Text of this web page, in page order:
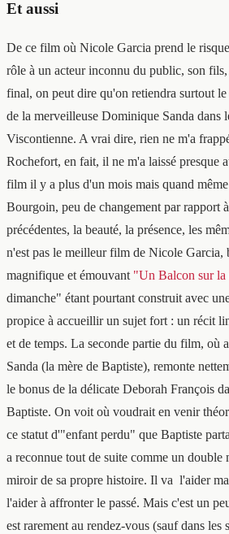
Et aussi
De ce film où Nicole Garcia prend le
rôle à un acteur inconnu du public, son
final, on peut dire qu'on retiendra surtout
de la merveilleuse Dominique Sanda dans
Viscontienne. A vrai dire, rien ne m'a
Rochefort, en fait, il ne m'a laissé presque
film il y a plus d'un mois mais quand
Bourgoin, peu de changement par rapport
précédentes, la beauté, la présence, les
n'est pas le meilleur film de Nicole Garcia,
magnifique et émouvant "Un Balcon sur la
dimanche" étant pourtant construit avec
propice à accueillir un sujet fort : un récit
et de temps. La seconde partie du film, où
Sanda (la mère de Baptiste), remonte
le bonus de la délicate Deborah François
Baptiste. On voit où voudrait en venir
ce statut d'"enfant perdu" que Baptiste
a reconnue tout de suite comme un double
miroir de sa propre histoire. Il va l'aider
l'aider à affronter le passé. Mais c'est un
est rarement au rendez-vous (sauf dans les